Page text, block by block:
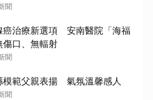
捐款大眾權益
聞
癌治療新選項 安南醫院「海福
傷口、無輻射
聞
模範父親表揚 氣氛溫馨感人
聞